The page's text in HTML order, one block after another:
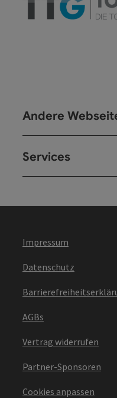
Andere
Services
Impressum
Datenschutz
AGBs
Vertrag widerrufen
Partner-Sponsoren
Cookies anpassen